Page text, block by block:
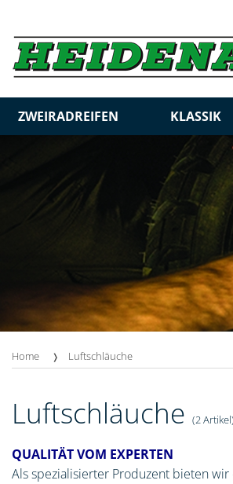
ZWEIRADREIFEN KLASSIK
Home Luftschläuche
Luftschläuche (2 Artikel)
QUALITÄT VOM EXPERTEN
Als spezialisierter Produzent bieten